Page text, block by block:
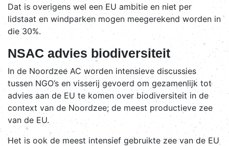
Dat is overigens wel een EU ambitie en niet per
lidstaat en windparken mogen meegerekend worden in
die 30%.
NSAC advies biodiversiteit
In de Noordzee AC worden intensieve discussies
tussen NGO’s en visserij gevoerd om gezamenlijk tot
advies aan de EU te komen over biodiversiteit in de
context van de Noordzee; de meest productieve zee
van de EU.
Het is ook de meest intensief gebruikte zee van de EU